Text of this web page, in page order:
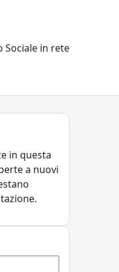
Sociale in rete
in questa
a nuovi